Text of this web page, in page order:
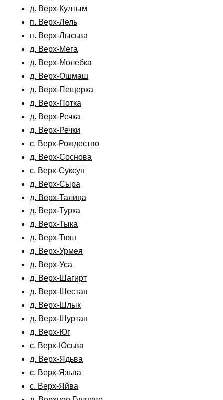
д. Верх-Култым
п. Верх-Лель
п. Верх-Лысьва
д. Верх-Мега
д. Верх-Молебка
д. Верх-Ошмаш
д. Верх-Пещерка
д. Верх-Потка
д. Верх-Речка
д. Верх-Речки
с. Верх-Рождество
д. Верх-Соснова
с. Верх-Суксун
д. Верх-Сыра
д. Верх-Талица
д. Верх-Турка
д. Верх-Тыка
д. Верх-Тюш
д. Верх-Урмея
д. Верх-Уса
д. Верх-Шагирт
д. Верх-Шестая
д. Верх-Шлык
д. Верх-Шуртан
д. Верх-Юг
с. Верх-Юсьва
д. Верх-Ядьва
с. Верх-Язьва
с. Верх-Яйва